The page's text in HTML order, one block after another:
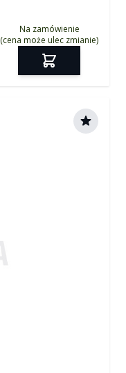
Na zamówienie
(cena może ulec zmianie)